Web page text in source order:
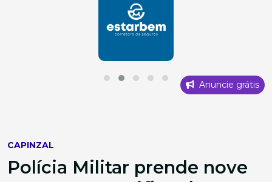
Anuncie grátis
CAPINZAL
Polícia Militar prende nove